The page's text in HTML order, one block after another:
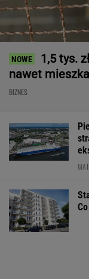
1,5 tys.
nawet
BIZNES